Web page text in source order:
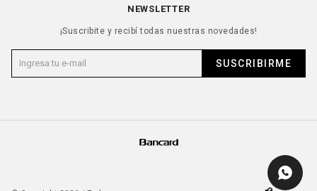
NEWSLETTER
¡Suscribite y recibí todas nuestras novedades!
SUSCRIBIRME